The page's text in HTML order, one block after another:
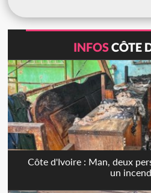
INFOSCÔTE
Côte d'Ivoire : Man, deux
un